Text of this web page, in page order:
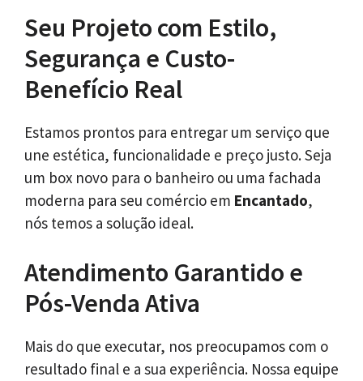
Seu Projeto com Estilo,
Segurança e Custo-
Benefício Real
Estamos prontos para entregar um serviço que
une estética, funcionalidade e preço justo. Seja
um box novo para o banheiro ou uma fachada
moderna para seu comércio em Encantado,
nós temos a solução ideal.
Atendimento Garantido e
Pós-Venda Ativa
Mais do que executar, nos preocupamos com o
resultado final e a sua experiência. Nossa equipe